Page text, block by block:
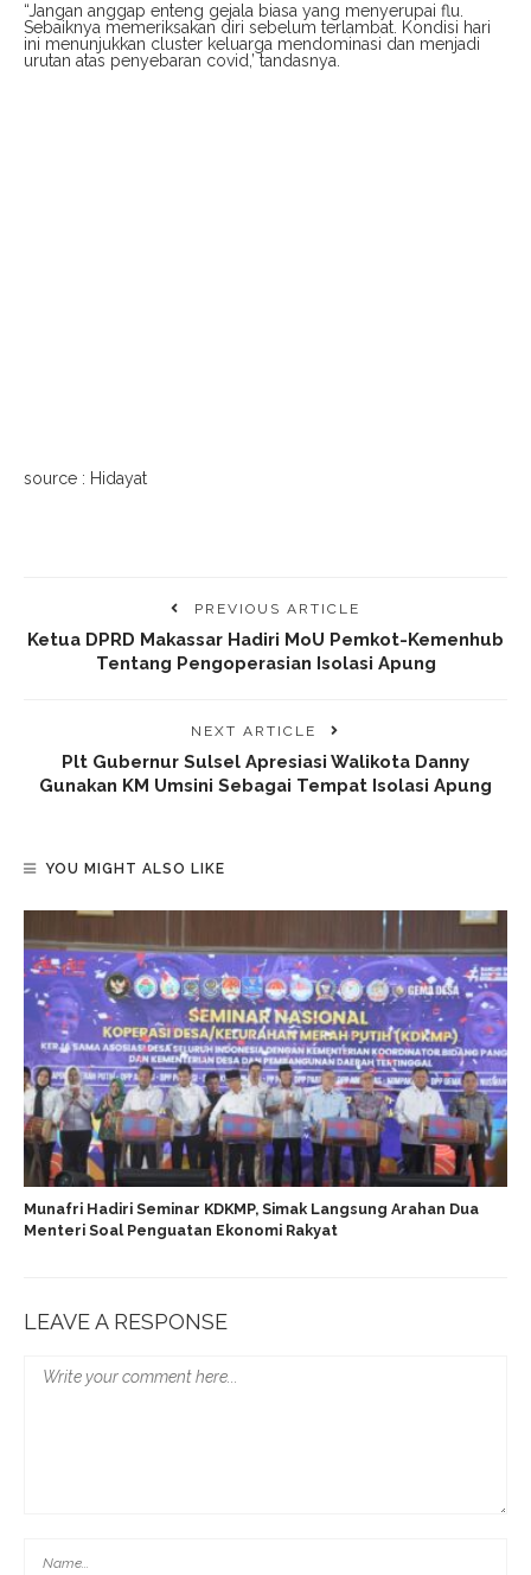
“Jangan anggap enteng gejala biasa yang menyerupai flu.
Sebaiknya memeriksakan diri sebelum terlambat. Kondisi hari
ini menunjukkan cluster keluarga mendominasi dan menjadi
urutan atas penyebaran covid,’ tandasnya.
source : Hidayat
PREVIOUS ARTICLE
Ketua DPRD Makassar Hadiri MoU Pemkot-Kemenhub
Tentang Pengoperasian Isolasi Apung
NEXT ARTICLE
Plt Gubernur Sulsel Apresiasi Walikota Danny
Gunakan KM Umsini Sebagai Tempat Isolasi Apung
YOU MIGHT ALSO LIKE
Munafri Hadiri Seminar KDKMP, Simak Langsung Arahan Dua
Menteri Soal Penguatan Ekonomi Rakyat
LEAVE A RESPONSE